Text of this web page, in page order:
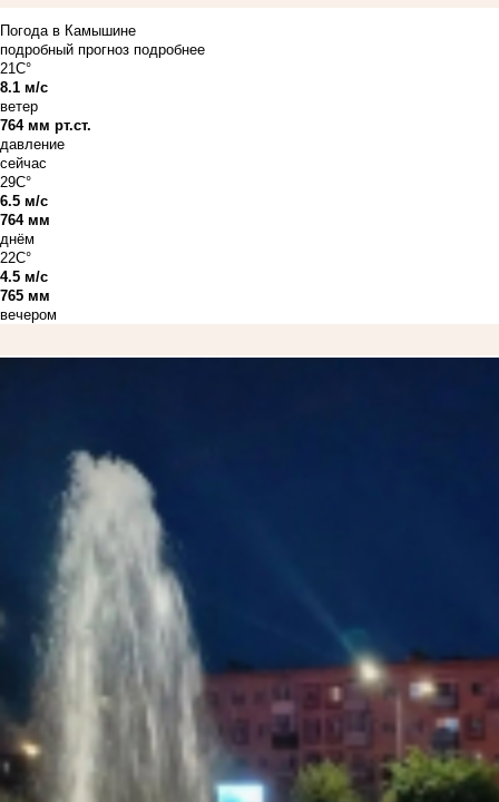
Погода в Камышине
подробный прогноз подробнее
21C°
8.1 м/с
ветер
764 мм рт.ст.
давление
сейчас
29C°
6.5 м/с
764 мм
днём
22C°
4.5 м/с
765 мм
вечером